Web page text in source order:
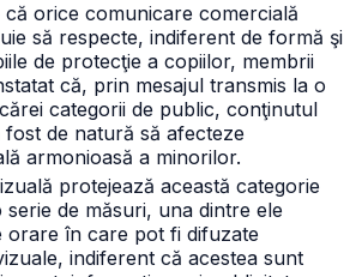
orice comunicare comercială
să respecte, indiferent de formă şi
de protecţie a copiilor, membrii
că, prin mesajul transmis la o
categorii de public, conţinutul
de natură să afecteze
armonioasă a minorilor.
protejează această categorie
de măsuri, una dintre ele
orare în care pot fi difuzate
indiferent că acestea sunt